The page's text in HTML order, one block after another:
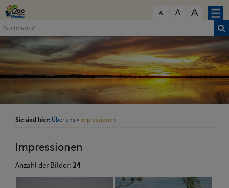
Zum Inhalt
A A A
Sie sind hier: Über uns> Impressionen
Impressionen
Anzahl der Bilder: 24
schließen